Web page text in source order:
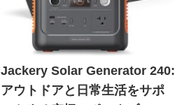
Jackery Solar Generator 240:
アウトドアと日常生活をサポ